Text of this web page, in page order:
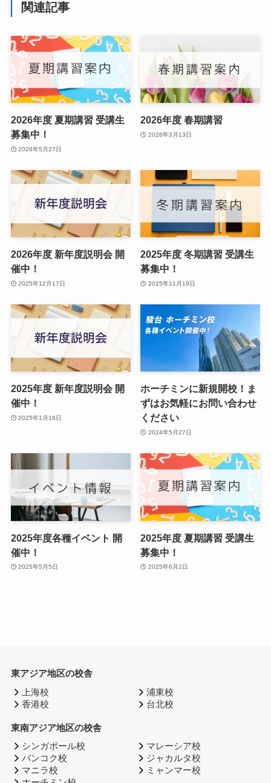
関連記事
2026年度 夏期講習 受講生
募集中！
2026年5月27日
2026年度 春期講習
2026年3月13日
2026年度 新年度説明会 開
催中！
2025年12月17日
2025年度 冬期講習 受講生
募集中！
2025年11月19日
2025年度 新年度説明会 開
催中！
2025年1月16日
ホーチミンに新規開校！ま
ずはお気軽にお問い合わせ
ください
2024年5月27日
2025年度各種イベント 開
催中！
2025年5月5日
2025年度 夏期講習 受講生
募集中！
2025年6月2日
東アジア地区の校舎
上海校
香港校
浦東校
台北校
東南アジア地区の校舎
シンガポール校
バンコク校
マニラ校
マレーシア校
ジャカルタ校
ミャンマー校